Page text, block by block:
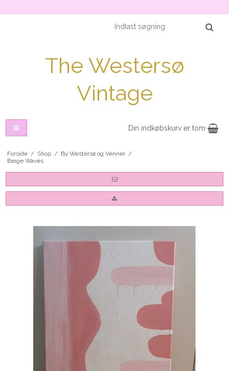
The Westersø
Vintage
Din indkøbskurv er tom
Forside / Shop / By Westersø og Venner /
Beige Waves